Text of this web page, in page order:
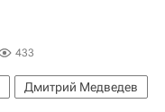
433
Дмитрий Медведев